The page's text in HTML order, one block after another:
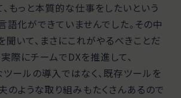
もっと本質的な仕事をしたいという
語化ができていませんでした。その中
聞いて、まさにこれがやるべきことだ
際にチームでDXを推進して、
ールの導入ではなく、既存ツールを
のような取り組みもたくさんあるので